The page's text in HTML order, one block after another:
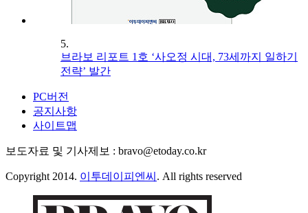
5.
브라보 리포트 1호 ‘사오정 시대, 73세까지 일하기
전략’ 발간
PC버전
공지사항
사이트맵
보도자료 및 기사제보 : bravo@etoday.co.kr
Copyright 2014. 이투데이피엔씨 . All rights reserved